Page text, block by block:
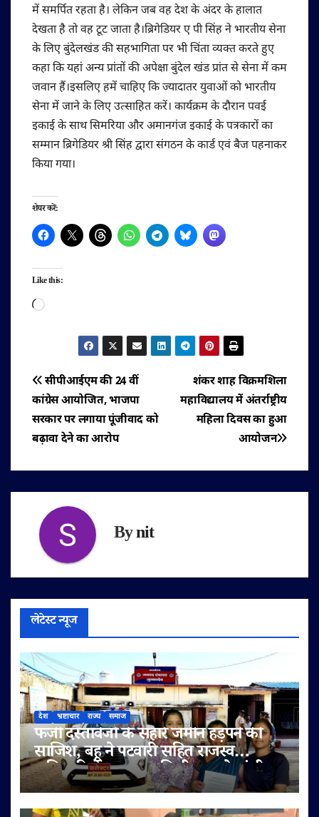
में समर्पित रहता है। लेकिन जब वह देश के अंदर के हालात
देखता है तो वह टूट जाता है।ब्रिगेडियर ए पी सिंह ने भारतीय सेना
के लिए बुंदेलखंड की सहभागिता पर भी चिंता व्यक्त करते हुए
कहा कि यहां अन्य प्रांतों की अपेक्षा बुंदेल खंड प्रांत से सेना में कम
जवान हैं।इसलिए हमें चाहिए कि ज्यादातर युवाओं को भारतीय
सेना में जाने के लिए उत्साहित करें। कार्यक्रम के दौरान पवई
इकाई के साथ सिमरिया और अमानगंज इकाई के पत्रकारों का
सम्मान ब्रिगेडियर श्री सिंह द्वारा संगठन के कार्ड एवं बैज पहनाकर
किया गया।
शेयर करें:
Like this:
Loading…
पोस्ट
नेविगेशन
शंकर शाह विक्रमशिला
महाविद्यालय में अंतर्राष्ट्रीय
महिला दिवस का हुआ
आयोजन
सीपीआईएम की 24 वीं
कांग्रेस आयोजित, भाजपा
सरकार पर लगाया पूंजीवाद को
बढ़ावा देने का आरोप
Bynit
लेटेस्ट न्यूज
देश भ्रष्टाचार राज्य समाज
फर्जी दस्तावेजों के सहारे जमीन हड़पने की
साजिश, बहू ने पटवारी सहित राजस्व
अधिकारियों पर लगाए मिलीभगत के गंभीर
आरोप